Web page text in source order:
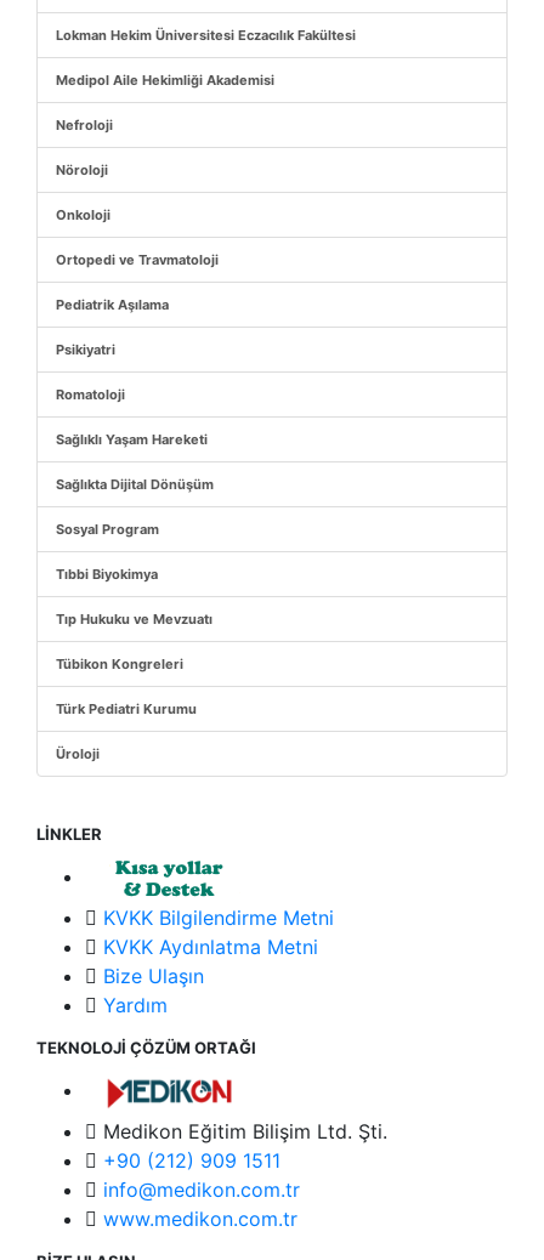
Lokman Hekim Üniversitesi Eczacılık Fakültesi
Medipol Aile Hekimliği Akademisi
Nefroloji
Nöroloji
Onkoloji
Ortopedi ve Travmatoloji
Pediatrik Aşılama
Psikiyatri
Romatoloji
Sağlıklı Yaşam Hareketi
Sağlıkta Dijital Dönüşüm
Sosyal Program
Tıbbi Biyokimya
Tıp Hukuku ve Mevzuatı
Tübikon Kongreleri
Türk Pediatri Kurumu
Üroloji
LİNKLER
KVKK Bilgilendirme Metni
KVKK Aydınlatma Metni
Bize Ulaşın
Yardım
TEKNOLOJİ ÇÖZÜM ORTAĞI
Medikon Eğitim Bilişim Ltd. Şti.
+90 (212) 909 1511
info@medikon.com.tr
www.medikon.com.tr